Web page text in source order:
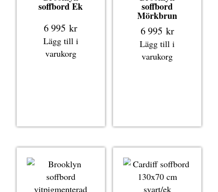
soffbord Ek
6 995kr
Lägg till i
varukorg
soffbord
Mörkbrun
6 995 kr
Lägg till i
varukorg